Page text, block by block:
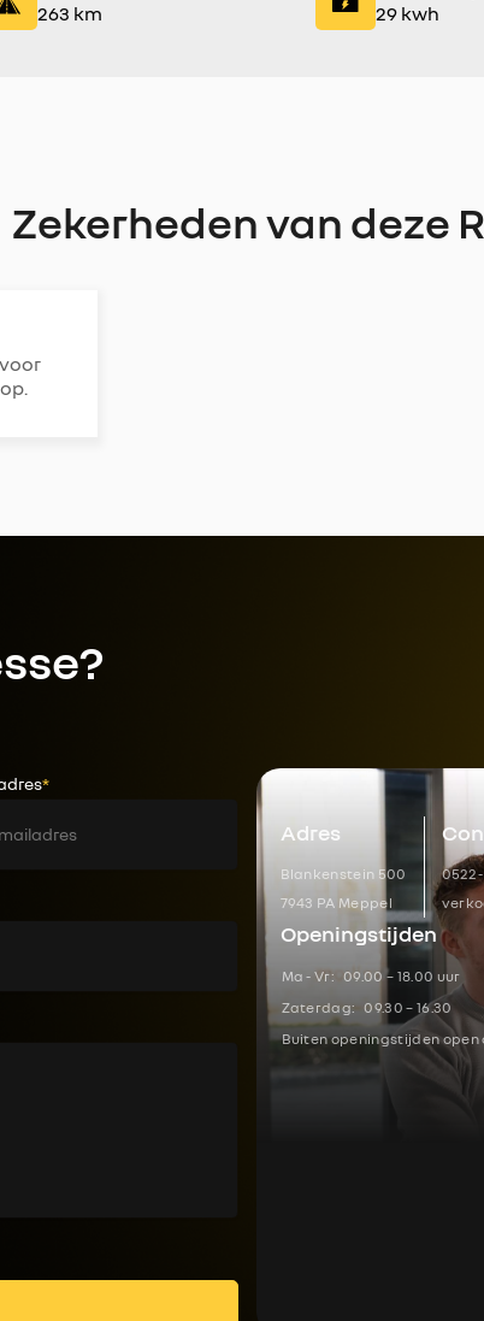
263 km 29 kwh
Zekerheden van deze
*
Adres
Blankenstein 500
7943 PA Meppel
0522
Openingstijden
Ma - Vr: 09.00 – 18.00 uur
Zaterdag: 09.30 – 16.30
Buiten openingstijden